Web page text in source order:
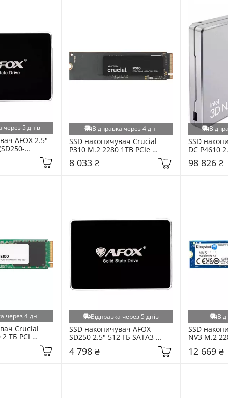
через 5 днів
AFOX 2.5"
Відправка через 4 дні
SSD накопичувач Crucial
P310 M.2 2280 1TB PCIe
NVMe (CT1000P310SSD8-T)
8 033 ₴
SSD
DC P4610
98 826 ₴
через 4 дні
Crucial
ТБ PCI
Відправка через 5 днів
SSD накопичувач AFOX
SD250 2.5" 512 ГБ SATA3
4 798 ₴
SSD
NV3 M.2
(SNV3S/
12 669 ₴